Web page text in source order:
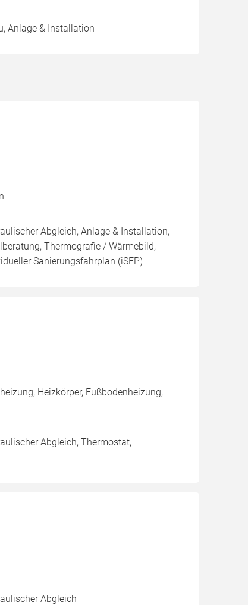
Anlage & Installation
Abgleich, Anlage & Installation,
Thermografie / Wärmebild,
Sanierungsfahrplan (iSFP)
Heizkörper, Fußbodenheizung,
Abgleich, Thermostat,
Abgleich